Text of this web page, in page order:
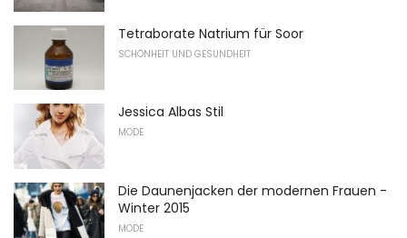
Tetraborate Natrium für Soor
SCHÖNHEIT UND GESUNDHEIT
Jessica Albas Stil
MODE
Die Daunenjacken der modernen Frauen -
Winter 2015
MODE